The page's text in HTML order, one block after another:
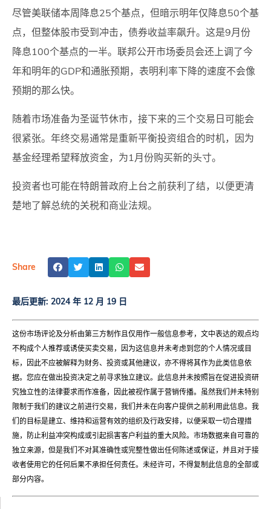
尽管美联储本周降息25个基点，但暗示明年仅降息50个基
点，但整体股市受到冲击，债券收益率飙升。这是9月份
降息100个基点的一半。联邦公开市场委员会还上调了今
年和明年的GDP和通胀预期，表明利率下降的速度不会像
预期的那么快。
随着市场准备为圣诞节休市，接下来的三个交易日可能会
很紧张。年终交易通常是重新平衡投资组合的时机，因为
基金经理希望释放资金，为1月份购买新的头寸。
投资者也可能在特朗普政府上台之前获利了结，以便更清
楚地了解总统的关税和商业法规。
Share
最后更新: 2024 年 12 月 19 日
这份市场评论及分析由第三方制作且仅用作一般信息参考，文中表达的观点均
不构成个人推荐或诱使买卖交易，因为这信息并未考虑到您的个人情况或目
标，因此不应被解释为财务、投资或其他建议，亦不得将其作为此类信息依
据。您应在做出投资决定之前寻求独立建议。此信息并未按照旨在促进投资研
究独立性的法律要求而作准备，因此被视作属于营销传播。虽然我们并未特别
限制于我们的建议之前进行交易，我们并未在向客户提供之前利用此信息。我
们的目标是建立、维持和运营有效的组织及行政安排，以便采取一切合理措
施，防止利益冲突构成或引起损害客户利益的重大风险。市场数据来自可靠的
独立来源，但是我们不对其准确性或完整性做出任何陈述或保证，并且对于接
收者使用它的任何后果不承担任何责任。未经许可，不得复制此信息的全部或
部分内容。